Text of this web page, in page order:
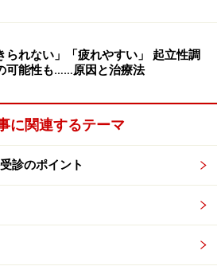
られない」「疲れやすい」 起立性調
可能性も……原因と治療法
に関連するテーマ
診のポイント